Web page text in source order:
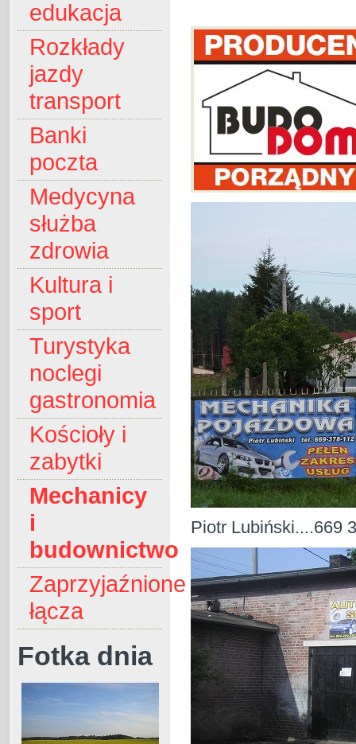
edukacja
Rozkłady
jazdy
transport
Banki
poczta
Medycyna
służba
zdrowia
Kultura i
sport
Turystyka
noclegi
gastronomia
Kościoły i
zabytki
Mechanicy
i
budownictwo
Zaprzyjaźnione
łącza
Fotka dnia
Piotr Lubiński....669